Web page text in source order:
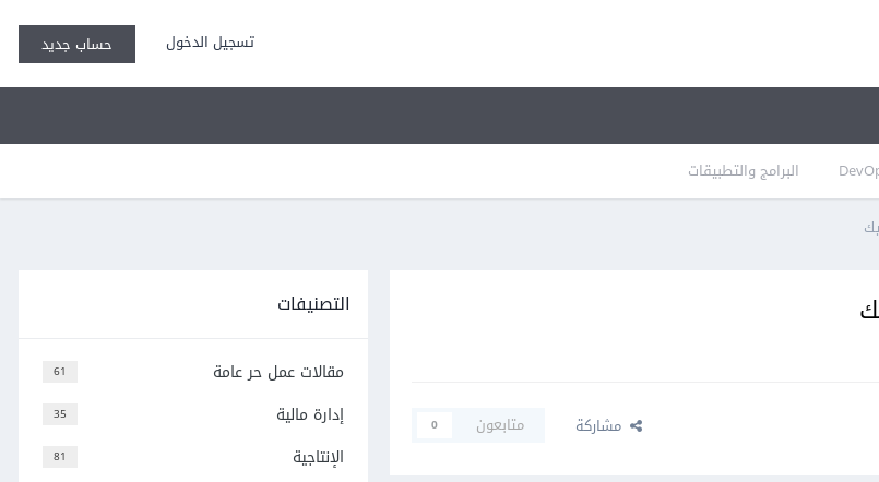
تسجيل الدخول حساب جديد
البرامج والتطبيقات
مشاركة متابعون 0
التصنيفات
61 مقالات عمل حر عامة
35 إدارة مالية
81 الإنتاجية